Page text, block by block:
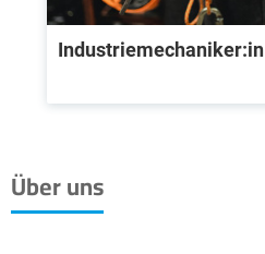
Industriemechaniker:in
Über uns